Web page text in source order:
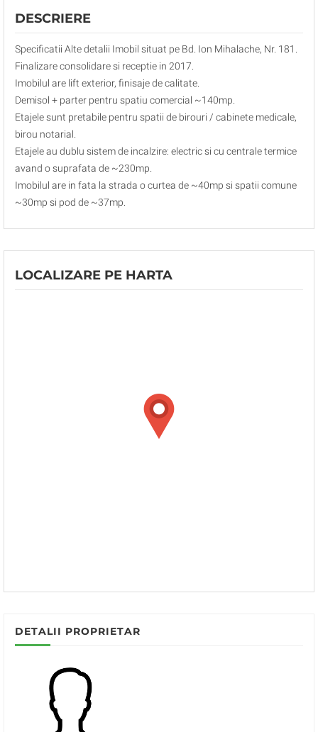
DESCRIERE
Specificatii Alte detalii Imobil situat pe Bd. Ion Mihalache, Nr. 181.
Finalizare consolidare si receptie in 2017.
Imobilul are lift exterior, finisaje de calitate.
Demisol + parter pentru spatiu comercial ~140mp.
Etajele sunt pretabile pentru spatii de birouri / cabinete medicale,
birou notarial.
Etajele au dublu sistem de incalzire: electric si cu centrale termice
avand o suprafata de ~230mp.
Imobilul are in fata la strada o curtea de ~40mp si spatii comune
~30mp si pod de ~37mp.
LOCALIZARE PE HARTA
DETALII PROPRIETAR